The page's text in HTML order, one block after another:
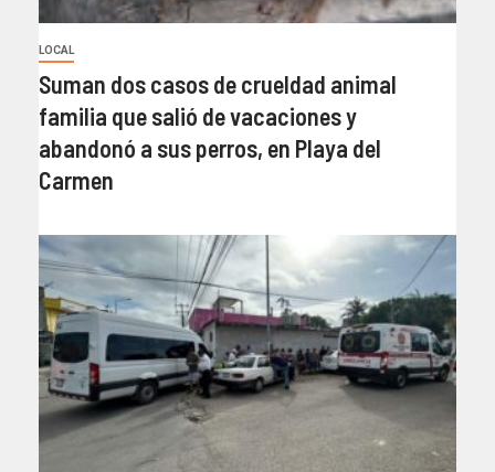
LOCAL
Suman dos casos de crueldad animal
familia que salió de vacaciones y
abandonó a sus perros, en Playa del
Carmen